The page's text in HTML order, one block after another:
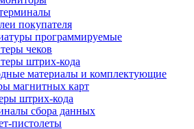
покупателя
программируемые
чеков
штрих-кода
материалы и комплектующие
магнитных карт
штрих-кода
сбора данных
пистолеты